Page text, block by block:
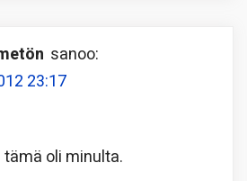
sanoo:
23:17
oli minulta.